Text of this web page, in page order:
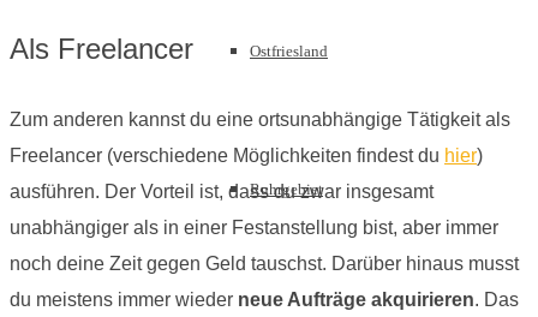
Ostfriesland
Ruhrgebiet
Als Freelancer
Zum anderen kannst du eine ortsunabhängige Tätigkeit als
Freelancer (verschiedene Möglichkeiten findest du hier)
ausführen. Der Vorteil ist, dass du zwar insgesamt
unabhängiger als in einer Festanstellung bist, aber immer
noch deine Zeit gegen Geld tauschst. Darüber hinaus musst
du meistens immer wieder neue Aufträge akquirieren. Das